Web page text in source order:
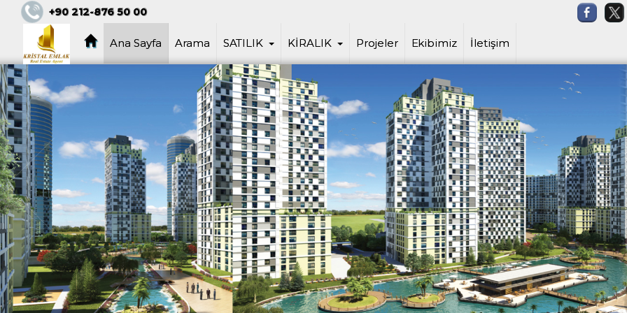
KRİSTALŞEHİR KRİSTAL EMLAK Kristalşehir Satış ve Kiralama Ofisi,
Hizmet 0532 426 65 08
+90 212-876 50 00
Ana Sayfa Arama SATILIK KİRALIK Projeler Ekibimiz İletişim